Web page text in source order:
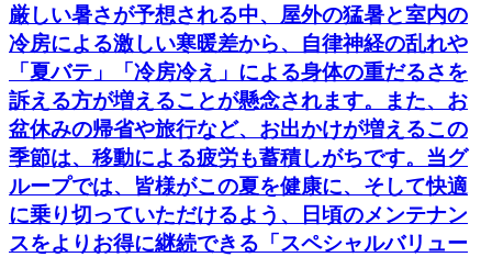
厳しい暑さが予想される中、屋外の猛暑と室内の
冷房による激しい寒暖差から、自律神経の乱れや
「夏バテ」「冷房冷え」による身体の重だるさを
訴える方が増えることが懸念されます。また、お
盆休みの帰省や旅行など、お出かけが増えるこの
季節は、移動による疲労も蓄積しがちです。当グ
ループでは、皆様がこの夏を健康に、そして快適
に乗り切っていただけるよう、日頃のメンテナン
スをよりお得に継続できる「スペシャルバリュー